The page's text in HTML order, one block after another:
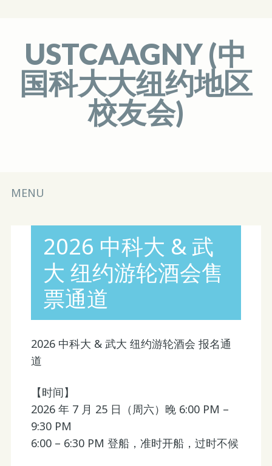
USTCAAGNY (中
国科大大纽约地区
校友会)
Main menu
Skip
MENU
2026 中科大 & 武
大 纽约游轮酒会售
票通道
2026 中科大 & 武大 纽约游轮酒会 报名通
道
【时间】
2026 年 7 月 25 日（周六）晚 6:00 PM –
9:30 PM
6:00 – 6:30 PM 登船，准时开船，过时不候